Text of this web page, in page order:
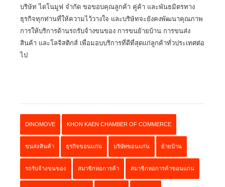
บริษัท ไดโนมูฟ จำกัด ขอขอบคุณลูกค้า คู่ค้า และพันธมิตรทาง
ธุรกิจทุกท่านที่ให้ความไว้วางใจ และบริษัทจะยังคงพัฒนาคุณภาพ
การให้บริการด้านรถรับจ้างขนของ การขนย้ายบ้าน การขนส่ง
สินค้า และโลจิสติกส์ เพื่อมอบบริการที่ดีที่สุดแก่ลูกค้าทั่วประเทศต่อ
ไป
DINOMOVE KHON KAEN CHAMBER OF COMMERCE
ขนส่งสินค้า ธุรกิจขอนแก่น บริษัทขอนแก่น ย้ายบ้าน
รถรับจ้างขนของ สมาชิกหอการค้า สมาชิกหอการค้าขอนแก่น